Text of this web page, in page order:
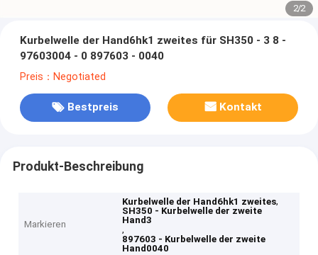
2/2
Kurbelwelle der Hand6hk1 zweites für SH350 - 3 8 -
97603004 - 0 897603 - 0040
Preis：Negotiated
Bestpreis Kontakt
Produkt-Beschreibung
Markieren
Kurbelwelle der Hand6hk1 zweites,
SH350 - Kurbelwelle der zweite
Hand3
,
897603 - Kurbelwelle der zweite
Hand0040